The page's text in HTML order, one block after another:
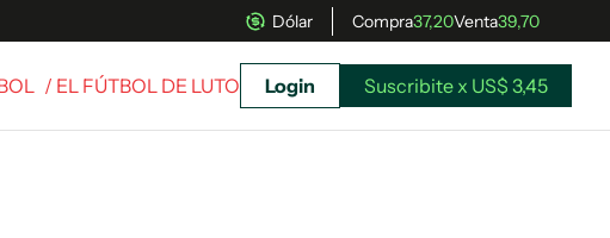
Dólar Compra37,20Venta39,70
/ EL FÚTBOL DE LUTO Login Suscribite x US$ 3,45